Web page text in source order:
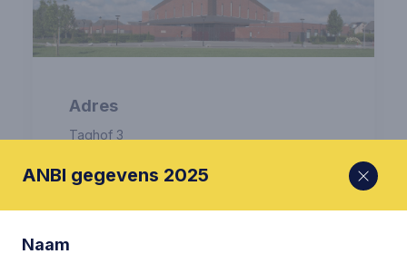
Adres
Taghof 3
Particuliere Synode
ANBI gegevens 2025
Naam